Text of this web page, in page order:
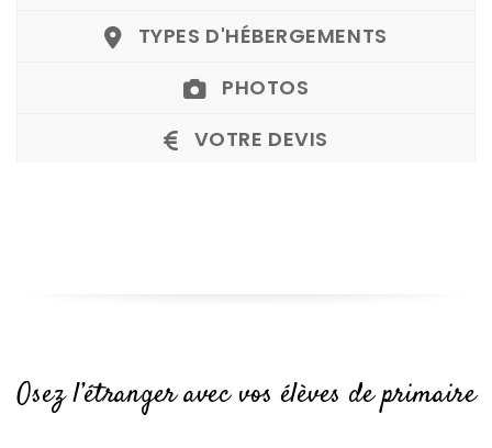
TYPES D'HÉBERGEMENTS
PHOTOS
VOTRE DEVIS
Osez l’étranger avec vos élèves de primaire